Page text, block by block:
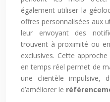
également utiliser la
offres personnalisées aux
leur envoyant des
trouvent à proximité ou
exclusives. Cette approche
en temps réel permet de
une clientèle impulsive,
d’améliorer le